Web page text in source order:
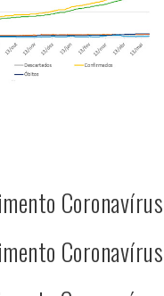
Coronavírus
Coronavírus